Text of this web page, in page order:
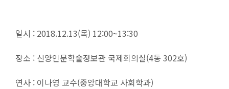
일시 : 2018.12.13(목) 12:00~13:30
장소 : 신양인문학술정보관 국제회의실(4동 302호)
연사 : 이나영 교수(중앙대학교 사회학과)